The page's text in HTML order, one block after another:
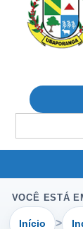
for:
VOCÊ ESTÁ
Início